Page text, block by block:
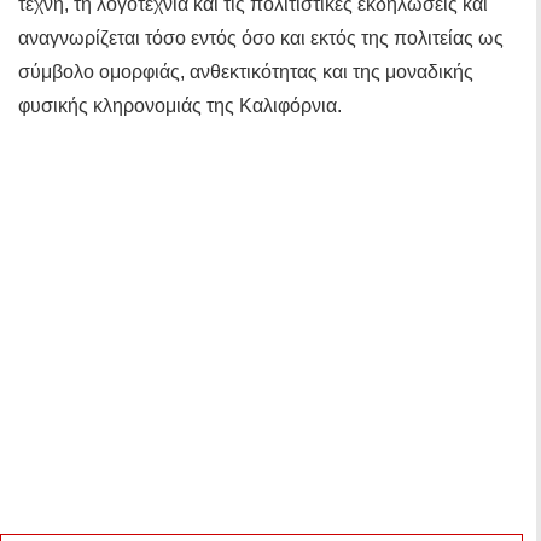
τέχνη, τη λογοτεχνία και τις πολιτιστικές εκδηλώσεις και
αναγνωρίζεται τόσο εντός όσο και εκτός της πολιτείας ως
σύμβολο ομορφιάς, ανθεκτικότητας και της μοναδικής
φυσικής κληρονομιάς της Καλιφόρνια.